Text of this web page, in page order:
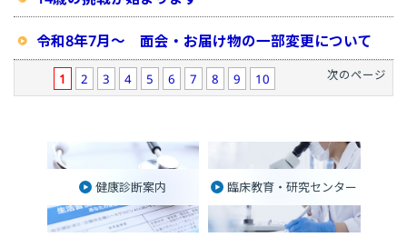
令和8年7月～ 面会・お届け物の一部変更について
次のページ
1 2 3 4 5 6 7 8 9 10
健康診断案内 臨床教育・研究センター